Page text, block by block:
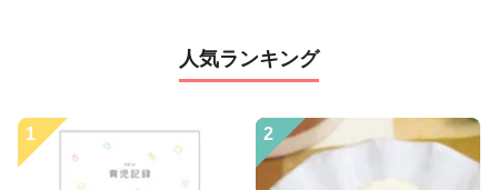
人気ランキング
1 2